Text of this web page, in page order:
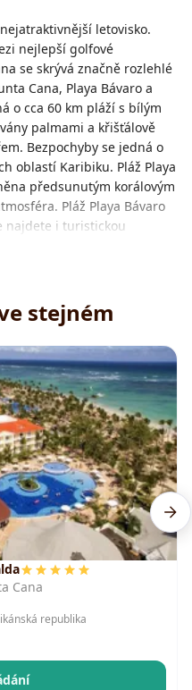
letovisko.
nejlepší golfové
se skrývá značně rozlehlé
Cana, Playa Bávaro a
o cca 60 km pláží s bílým
palmami a křišťálově
Bezpochyby se jedná o
oblastí Karibiku. Pláž Playa
předsunutým korálovým
Pláž Playa Bávaro
najdete i turistickou
stejném
Cana
republika